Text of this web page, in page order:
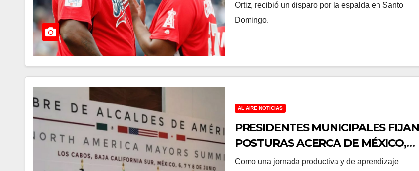
Ortiz, recibió un disparo por la espalda en Santo
Domingo.
AL AIRE NOTICIAS
PRESIDENTES MUNICIPALES FIJAN
POSTURAS ACERCA DE MÉXICO,
ESTADOS UNIDOS Y ARANCELES.
Como una jornada productiva y de aprendizaje